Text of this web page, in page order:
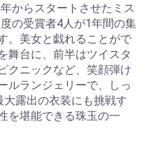
からスタートさせたミス
の受賞者4人が1年間の集
。美女と戯れることがで
舞台に、前半はツイスタ
クニックなど、笑顔弾け
ルランジェリーで、しっ
露出の衣装にも挑戦す
を堪能できる珠玉の一